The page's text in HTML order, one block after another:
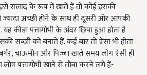
सलाद के रूप में खाते हैं तो कोई इसकी
अच्छी होने के साथ ही दूसरी ओर आपकी
यह कीड़ा पत्तागोभी के अंदर छिपा हुआ होता है
सब्जी को बनाते हैं. कई बार तो ऐसा भी होता
चाऊमीन और पिज्जा खाते समय लोग ऐसी ही
पत्तागोभी खाने से तौबा करने लगे हैं-